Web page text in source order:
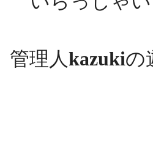
管理人kazukiの